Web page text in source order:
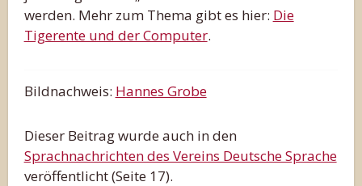
werden. Mehr zum Thema gibt es hier: Die
Tigerente und der Computer.
Bildnachweis: Hannes Grobe
Dieser Beitrag wurde auch in den
Sprachnachrichten des Vereins Deutsche Sprache
veröffentlicht (Seite 17).